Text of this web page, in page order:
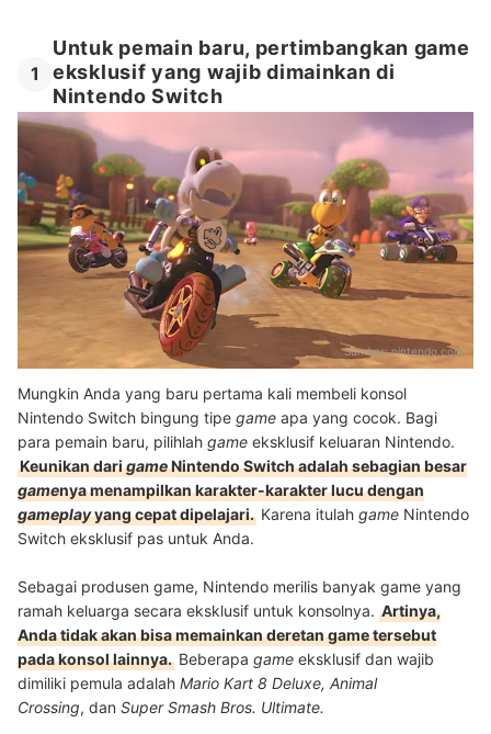
1
Untuk pemain baru, pertimbangkan game
eksklusif yang wajib dimainkan di
Nintendo Switch
Sumber:nintendo.com
Mungkin Anda yang baru pertama kali membeli konsol
Nintendo Switch bingung tipe game apa yang cocok. Bagi
para pemain baru, pilihlah game eksklusif keluaran Nintendo.
Keunikan darigameNintendo Switch adalah sebagian besar
gamenya menampilkan karakter-karakter lucu dengan
gameplayyang cepat dipelajari. Karena itulah game Nintendo
Switch eksklusif pas untuk Anda.
Sebagai produsen game, Nintendo merilis banyak game yang
ramah keluarga secara eksklusif untuk konsolnya. Artinya,
Anda tidak akan bisa memainkan deretan game tersebut
pada konsol lainnya. Beberapa game eksklusif dan wajib
dimiliki pemula adalah Mario Kart 8 Deluxe, Animal
Crossing, dan Super Smash Bros. Ultimate.